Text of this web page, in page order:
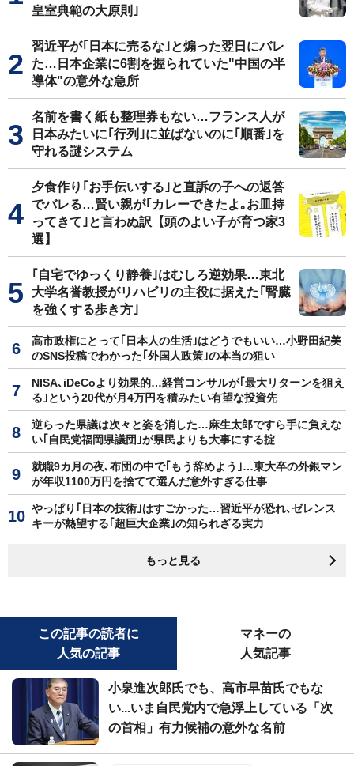
皇室典範の大原則｣
習近平が｢日本に売るな｣と煽った翌日にバレ
た…日本企業に6割を握られていた"中国の半
導体"の意外な急所
名前を書く紙も整理券もない…フランス人が
日本みたいに｢行列｣に並ばないのに｢順番｣を
守れる謎システム
夕食作り｢お手伝いする｣と直訴の子への返答
でバレる…賢い親が｢カレーできたよ｡お皿持
ってきて｣と言わぬ訳【頭のよい子が育つ家3
選】
｢自宅でゆっくり静養｣はむしろ逆効果…東北
大学名誉教授がリハビリの主役に据えた｢腎臓
を強くする歩き方｣
高市政権にとって｢日本人の生活｣はどうでもいい…小野田紀美
のSNS投稿でわかった｢外国人政策｣の本当の狙い
NISA､iDeCoより効果的…経営コンサルが｢最大リターンを狙え
る｣という20代が月4万円を積みたい有望な投資先
逆らった県議は次々と姿を消した…麻生太郎ですら手に負えな
い｢自民党福岡県議団｣が県民よりも大事にする掟
就職9カ月の夜､布団の中で｢もう辞めよう｣…東大卒の外銀マン
が年収1100万円を捨てて選んだ意外すぎる仕事
やっぱり｢日本の技術｣はすごかった…習近平が恐れ､ゼレンス
キーが熱望する｢超巨大企業｣の知られざる実力
もっと見る
この記事の読者に
人気の記事
マネーの
人気記事
小泉進次郎氏でも、高市早苗氏でもな
い...いま自民党内で急浮上している「次
の首相」有力候補の意外な名前